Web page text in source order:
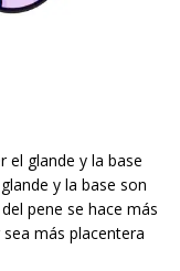
el glande y la base
y la base son
pene se hace más
más placentera